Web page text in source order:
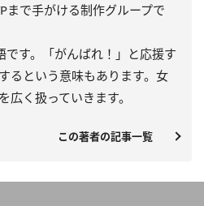
まで手がける制作グループで
です。「がんばれ！」と応援す
るという意味もあります。女
く扱っていきます。
この著者の記事一覧